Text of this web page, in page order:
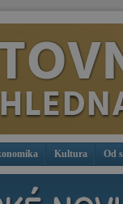
Kultura Od